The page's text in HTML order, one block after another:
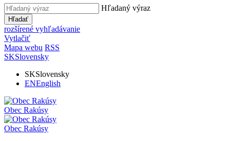
Hľadaný výraz
Hľadať
rozšírené vyhľadávanie
Vytlačiť
Mapa webu RSS
SKSlovensky
SKSlovensky
ENEnglish
Obec Rakúsy
Obec Rakúsy